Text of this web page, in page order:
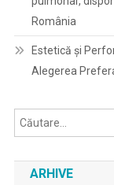
România
Estetică și
Alegerea
ARHIVE